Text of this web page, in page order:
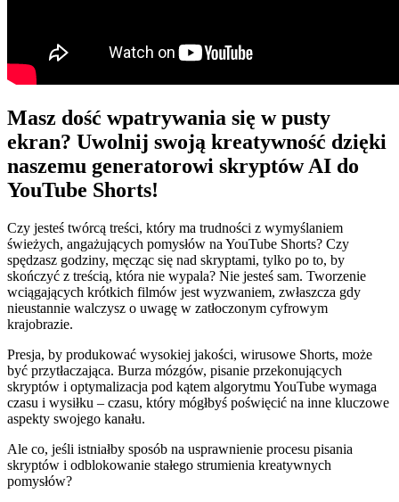
Masz dość wpatrywania się w pusty
ekran? Uwolnij swoją kreatywność dzięki
naszemu generatorowi skryptów AI do
YouTube Shorts!
Czy jesteś twórcą treści, który ma trudności z wymyślaniem
świeżych, angażujących pomysłów na YouTube Shorts? Czy
spędzasz godziny, męcząc się nad skryptami, tylko po to, by
skończyć z treścią, która nie wypala? Nie jesteś sam. Tworzenie
wciągających krótkich filmów jest wyzwaniem, zwłaszcza gdy
nieustannie walczysz o uwagę w zatłoczonym cyfrowym
krajobrazie.
Presja, by produkować wysokiej jakości, wirusowe Shorts, może
być przytłaczająca. Burza mózgów, pisanie przekonujących
skryptów i optymalizacja pod kątem algorytmu YouTube wymaga
czasu i wysiłku – czasu, który mógłbyś poświęcić na inne kluczowe
aspekty swojego kanału.
Ale co, jeśli istniałby sposób na usprawnienie procesu pisania
skryptów i odblokowanie stałego strumienia kreatywnych
pomysłów?